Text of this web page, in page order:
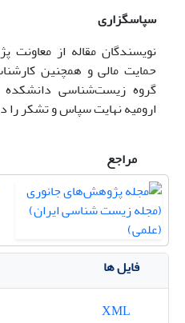
سپاسگزاری
نویسندگان مقاله از معاونت
حمایت مالی و همچنین
گروه زیست‌شناسی دانشکده
ارومیه نهایت سپاس و تشکر را
مراجع
فایل ها